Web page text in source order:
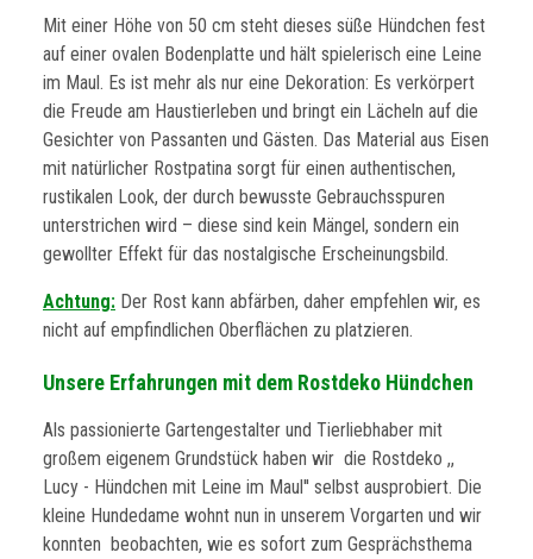
Mit einer Höhe von 50 cm steht dieses süße Hündchen fest
auf einer ovalen Bodenplatte und hält spielerisch eine Leine
im Maul. Es ist mehr als nur eine Dekoration: Es verkörpert
die Freude am Haustierleben und bringt ein Lächeln auf die
Gesichter von Passanten und Gästen. Das Material aus Eisen
mit natürlicher Rostpatina sorgt für einen authentischen,
rustikalen Look, der durch bewusste Gebrauchsspuren
unterstrichen wird – diese sind kein Mängel, sondern ein
gewollter Effekt für das nostalgische Erscheinungsbild.
Achtung: Der Rost kann abfärben, daher empfehlen wir, es
nicht auf empfindlichen Oberflächen zu platzieren.
Unsere Erfahrungen mit dem Rostdeko Hündchen
Als passionierte Gartengestalter und Tierliebhaber mit
großem eigenem Grundstück haben wir die Rostdeko ,,
Lucy - Hündchen mit Leine im Maul'' selbst ausprobiert. Die
kleine Hundedame wohnt nun in unserem Vorgarten und wir
konnten beobachten, wie es sofort zum Gesprächsthema